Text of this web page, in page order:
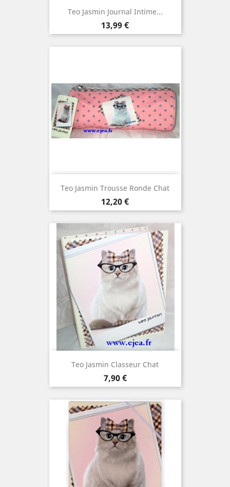
Teo Jasmin Journal Intime...
Prix
13,99 €
Teo Jasmin Trousse Ronde Chat
Prix
12,20 €
Teo Jasmin Classeur Chat
Prix
7,90 €